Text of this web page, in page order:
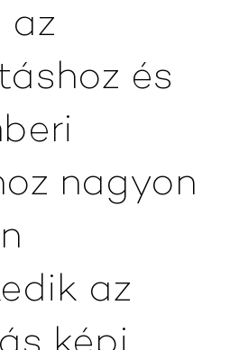
az
és
nagyon
az